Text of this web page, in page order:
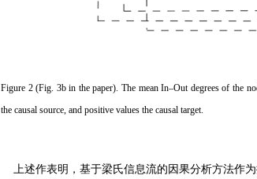
Figure 2(Fig. 3b in the paper). The mean In–Out degrees of the
the causal source, and positive values the causal target.
上述作表明，基于梁氏信息流的因果分析方法作